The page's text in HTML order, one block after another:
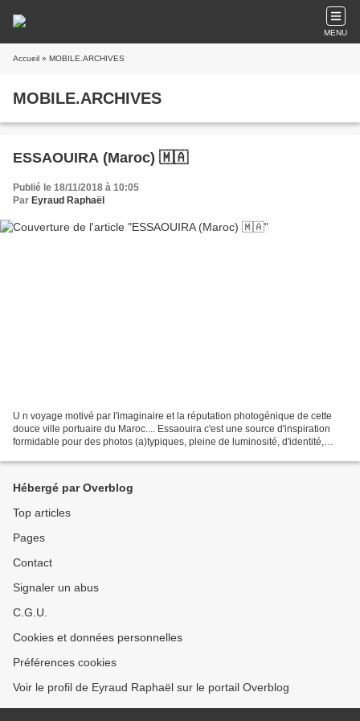
MENU
Accueil » MOBILE.ARCHIVES
MOBILE.ARCHIVES
ESSAOUIRA (Maroc) 🇲🇦
Publié le 18/11/2018 à 10:05
Par Eyraud Raphaël
U n voyage motivé par l'imaginaire et la réputation photogénique de cette
douce ville portuaire du Maroc.... Essaouira c'est une source d'inspiration
formidable pour des photos (a)typiques, pleine de luminosité, d'identité,
Hébergé par Overblog
Top articles
Pages
Contact
Signaler un abus
C.G.U.
Cookies et données personnelles
Préférences cookies
Voir le profil de Eyraud Raphaël sur le portail Overblog